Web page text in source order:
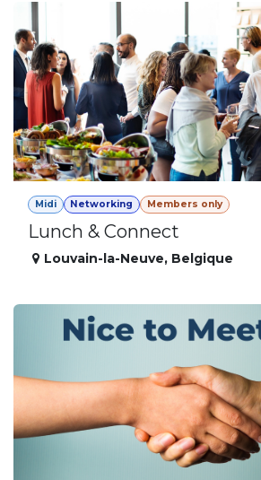
Midi Networking Members only
Lunch & Connect
Louvain-la-Neuve, Belgique